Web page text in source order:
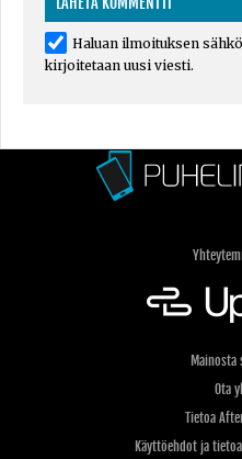
Haluan ilmoituksen
kirjoitetaan uusi viesti.
Mainosta
Ota
Tietoa
Käyttöehdot ja